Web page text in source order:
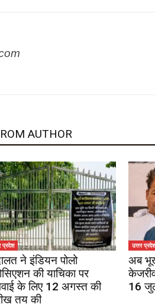
AUTHOR
प्रदेश
ने इंडियन पोलो
की याचिका पर
के लिए 12 अगस्त की
तय की
उत्तर प्रदेश
अब
16